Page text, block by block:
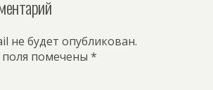
не будет опубликован.
помечены *